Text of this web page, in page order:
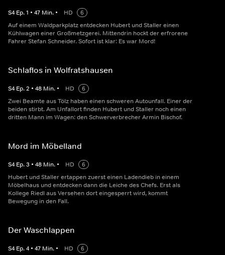
S4 Ep.1 • 47 Min. • HD
6
Auf einem Waldparkplatz entdecken Hubert und Staller einen
Kühlwagen einer Großmetzgerei. Mittendrin hockt der erfrorene
Fahrer Stefan Schneider. Sofort ist klar: Es war Mord!
Schlaflos in Wolfratshausen
S4 Ep.2 • 48 Min. • HD
6
Zwei Beamte aus Tölz haben einen schweren Autounfall. Einer der
beiden stirbt. Am Unfallort finden Hubert und Staller noch einen
dritten Mann im Wagen: den Schwerverbrecher Armin Bischof.
Mord im Möbelland
S4 Ep.3 • 48 Min. • HD
6
Hubert und Staller ertappen zuerst einen Ladendieb in einem
Möbelhaus und entdecken dann die Leiche des Chefs. Erst als
Kollege Riedl aus Versehen dort eingesperrt wird, kommt
Bewegung in den Fall.
Der Waschlappen
S4 Ep.4 • 47 Min. • HD
6